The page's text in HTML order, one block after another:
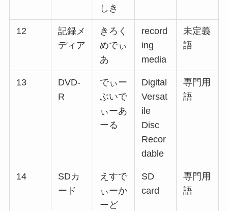
しき
12
記録メ
ディア
きろく
めでぃ
あ
record
ing
media
未定義
語
13
DVD-
R
でぃー
ぶいで
ぃーあ
ーる
Digital
Versat
ile
Disc
Recor
dable
専門用
語
14
SDカ
ード
えすで
ぃーか
ーど
SD
card
専門用
語